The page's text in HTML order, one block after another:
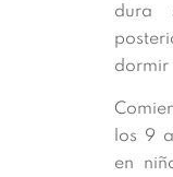
dura
dormir
los 9
en